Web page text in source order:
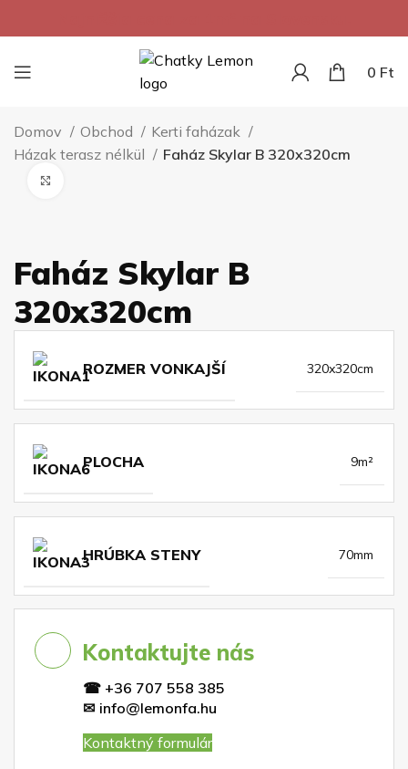
0 Ft
Domov Obchod
Kerti faházak
Házak terasz nélkül
Faház Skylar B 320x320cm
Faház Skylar B
320x320cm
ROZMER VONKAJŠÍ 320x320cm
PLOCHA 9m²
HRÚBKA STENY 70mm
Kontaktujte nás
☎ +36 707 558 385
✉ info@lemonfa.hu
Kontaktný formulár